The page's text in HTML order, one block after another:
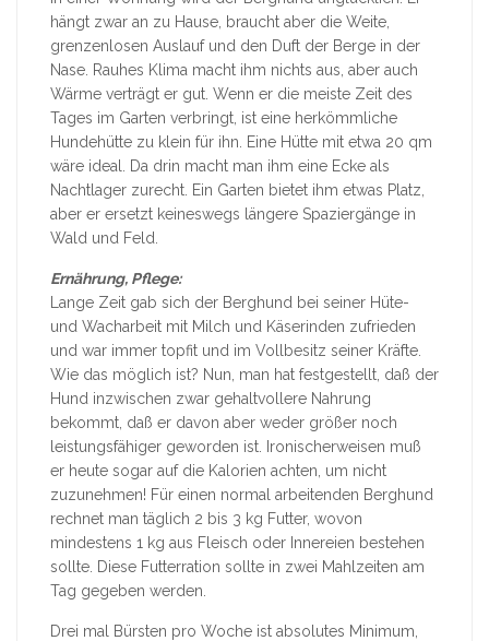
hängt zwar an zu Hause, braucht aber die Weite,
grenzenlosen Auslauf und den Duft der Berge in der
Nase. Rauhes Klima macht ihm nichts aus, aber auch
Wärme verträgt er gut. Wenn er die meiste Zeit des
Tages im Garten verbringt, ist eine herkömmliche
Hundehütte zu klein für ihn. Eine Hütte mit etwa 20 qm
wäre ideal. Da drin macht man ihm eine Ecke als
Nachtlager zurecht. Ein Garten bietet ihm etwas Platz,
aber er ersetzt keineswegs längere Spaziergänge in
Wald und Feld.
Ernährung, Pflege:
Lange Zeit gab sich der Berghund bei seiner Hüte-
und Wacharbeit mit Milch und Käserinden zufrieden
und war immer topfit und im Vollbesitz seiner Kräfte.
Wie das möglich ist? Nun, man hat festgestellt, daß der
Hund inzwischen zwar gehaltvollere Nahrung
bekommt, daß er davon aber weder größer noch
leistungsfähiger geworden ist. Ironischerweisen muß
er heute sogar auf die Kalorien achten, um nicht
zuzunehmen! Für einen normal arbeitenden Berghund
rechnet man täglich 2 bis 3 kg Futter, wovon
mindestens 1 kg aus Fleisch oder Innereien bestehen
sollte. Diese Futterration sollte in zwei Mahlzeiten am
Tag gegeben werden.
Drei mal Bürsten pro Woche ist absolutes Minimum,